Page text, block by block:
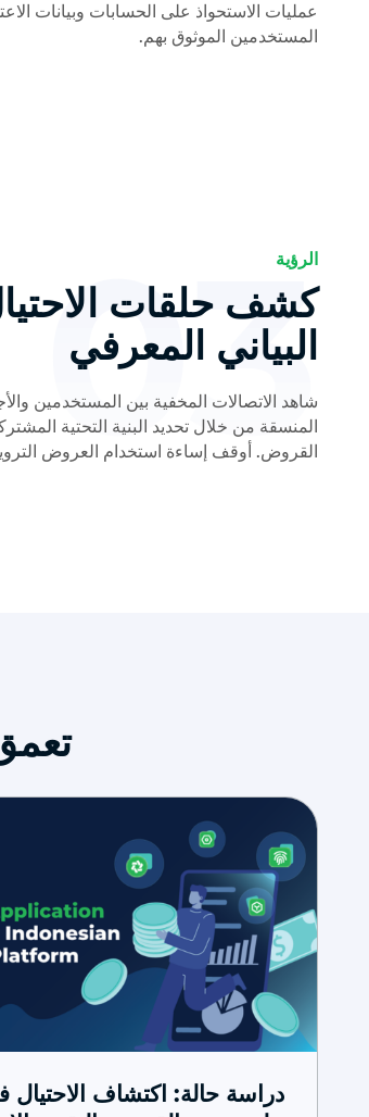
عمليات الاستحواذ على الحسابات وبيانات
المستخدمين الموثوق بهم.
03
الرؤية
كشف حلقات
البياني المعرفي
المنسقة من خلال تحديد البنية التحتية
القروض. أوقف إساءة استخدام العروض
دراسة حالة: اكتشاف الاحتيال